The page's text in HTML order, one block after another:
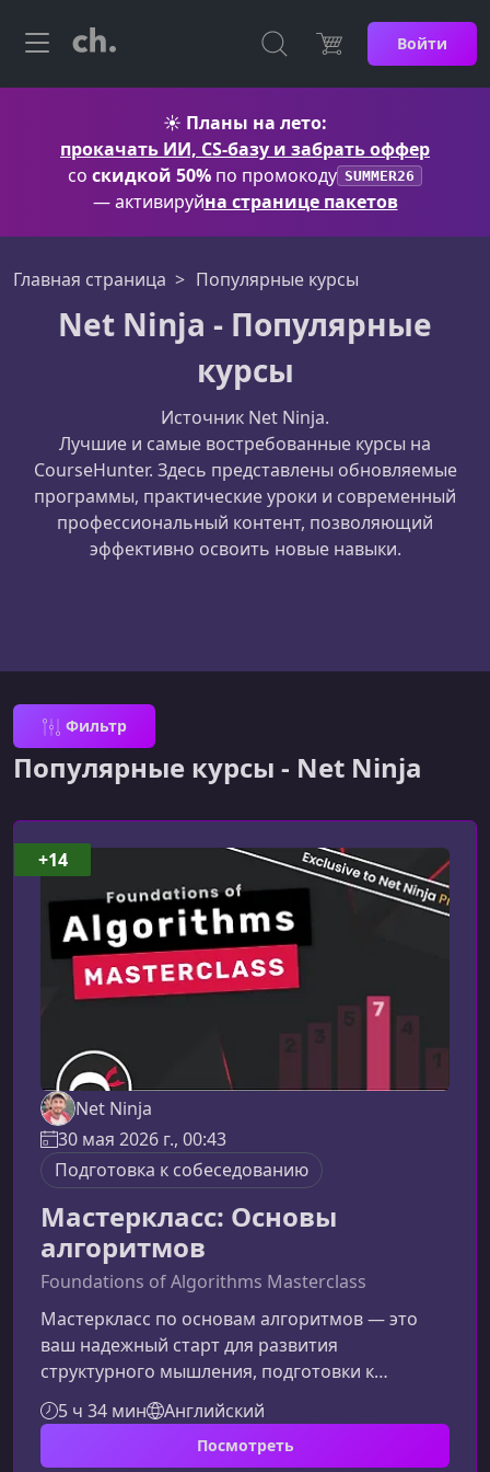
Войти
☀️ Планы на лето:
прокачать ИИ, CS-базу и забрать оффер
со скидкой 50% по промокоду SUMMER26
— активируйна странице пакетов
Главная страница Популярные курсы
Net Ninja - Популярные
курсы
Источник Net Ninja.
Лучшие и самые востребованные курсы на
CourseHunter. Здесь представлены обновляемые
программы, практические уроки и современный
профессиональный контент, позволяющий
эффективно освоить новые навыки.
Фильтр
Популярные курсы - Net Ninja
Net Ninja
30 мая 2026 г., 00:43
Подготовка к собеседованию
Мастеркласс: Основы
алгоритмов
Foundations of Algorithms Masterclass
Мастеркласс по основам алгоритмов — это
ваш надежный старт для развития
структурного мышления, подготовки к
техническим собеседованиям и уверенной
работы с задачами любой сложности. Курс
объясняет сложные темы простым языком и
5 ч 34 мин Английский
Посмотреть
+14